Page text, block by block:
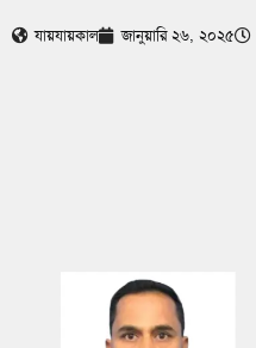
যায়যায়কাল জানুয়ারি ২৬, ২০২৫